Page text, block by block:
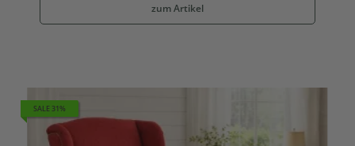
zum Artikel
SALE 31%